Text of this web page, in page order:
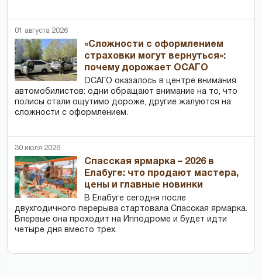
01 августа 2026
«Сложности с оформлением
страховки могут вернуться»:
почему дорожает ОСАГО
ОСАГО оказалось в центре внимания
автомобилистов: одни обращают внимание на то, что
полисы стали ощутимо дороже, другие жалуются на
сложности с оформлением.
30 июля 2026
Спасская ярмарка – 2026 в
Елабуге: что продают мастера,
цены и главные новинки
В Елабуге сегодня после
двухгодичного перерыва стартовала Спасская ярмарка.
Впервые она проходит на Ипподроме и будет идти
четыре дня вместо трех.